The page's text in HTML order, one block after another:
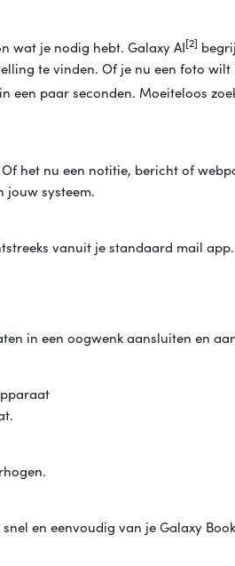
wat je nodig hebt. Galaxy AI[2]
te vinden. Of je nu een foto
een paar seconden. Moeiteloos
het nu een notitie, bericht of
jouw systeem.
vanuit je standaard mail app.
in een oogwenk aansluiten en
en eenvoudig van je Galaxy